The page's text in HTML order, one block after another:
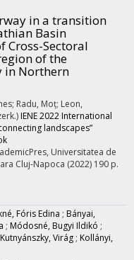
in a transition
Basin
Cross-Sectoral
of the
in Northern
Radu, Moț; Leon,
IENE 2022 International
landscapes”
, Universitatea de
Cluj-Napoca (2022) 190 p.
Fóris Edina ; Bányai,
; Módosné, Bugyi Ildikó ;
Kutnyánszky, Virág ; Kollányi,